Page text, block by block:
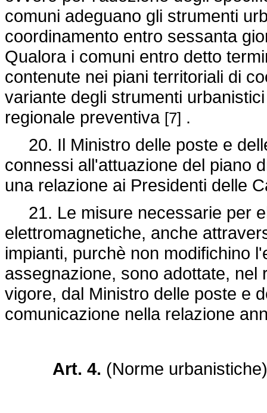
comuni adeguano gli strumenti
coordinamento entro sessanta
Qualora i comuni entro detto
contenute nei piani territoriali di
variante degli strumenti
regionale preventiva [7] .
20. Il Ministro delle poste e
connessi all'attuazione del piano
una relazione ai Presidenti delle
21. Le misure necessarie per
elettromagnetiche, anche
impianti, purchè non modifichino
assegnazione, sono adottate, nel
vigore, dal Ministro delle poste e
comunicazione nella relazione
Art. 4. (Norme